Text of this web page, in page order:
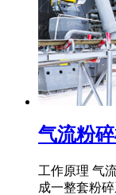
气流粉
工作原理 气
成一整套粉